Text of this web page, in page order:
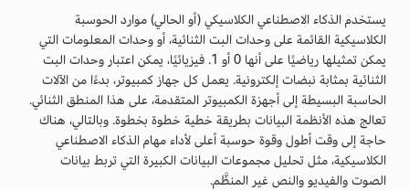
يستخدم الذكاء الاصطناعي الكلاسيكي (أو الحالي) موارد الحوسبة
الكلاسيكية القائمة على وحدات البت الثنائية، أو وحدات المعلومات التي
يمكن تمثيلها رياضيًا على أنها 0 أو 1. فيزيائيًا، يمكن اعتبار وحدات البت
الثنائية بمثابة نبضات إلكترونية. يعمل كل جهاز كمبيوتر، بدءًا من الآلات
الحاسبة البسيطة إلى أجهزة الكمبيوتر المتقدمة، على هذا المنطق الثنائي.
تعالج هذه الأنظمة البيانات بطريقة خطية خطوة بخطوة. وبالتالي، هناك
حاجة إلى وقت أطول وقوة حوسبة أعلى لأداء مهام الذكاء الاصطناعي
الكلاسيكية، مثل تحليل مجموعات البيانات الكبيرة التي تربط بيانات
الصوت والفيديو والنص غير المنظَّم.